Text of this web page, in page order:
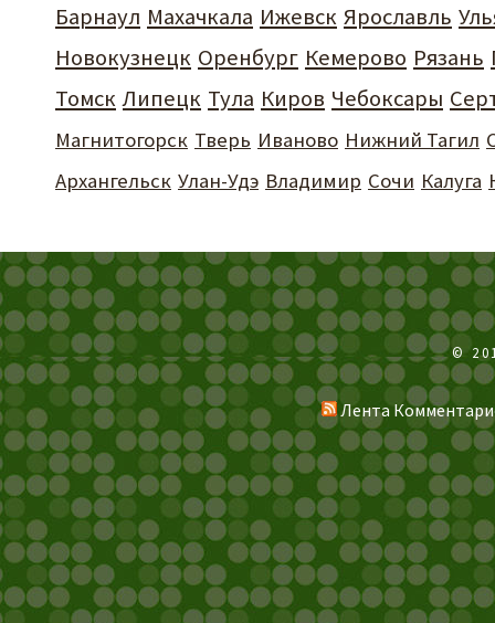
Барнаул Махачкала Ижевск Ярославль
Новокузнецк Оренбург Кемерово Рязань
Томск Липецк Тула Киров Чебоксары
Магнитогорск Тверь Иваново Нижний Тагил
Архангельск Улан-Удэ Владимир Сочи Калуга
©
Лента